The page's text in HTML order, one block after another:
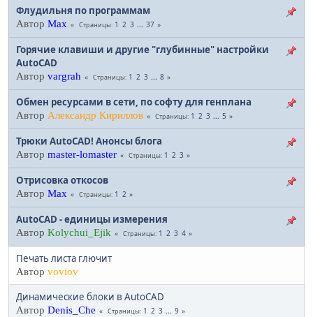
Флудильня по программам
Автор Max Страницы 1 2 3 ... 37
Горячие клавиши и другие "глубинные" настройки
AutoCAD
Автор vargrah Страницы 1 2 3 ... 8
Обмен ресурсами в сети, по софту для генплана
Автор Александр Кириллов Страницы 1 2 3 ... 5
Трюки AutoCAD! Анонсы блога
Автор master-lomaster Страницы 1 2 3
Отрисовка откосов
Автор Max Страницы 1 2
AutoCAD - единицы измерения
Автор Kolychui_Ejik Страницы 1 2 3 4
Печать листа глючит
Автор voviov
Динамические блоки в AutoCAD
Автор Denis_Che Страницы 1 2 3 ... 9